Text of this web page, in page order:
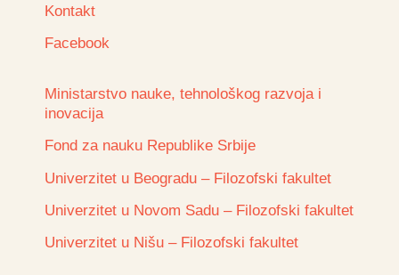
Kontakt
Facebook
Ministarstvo nauke, tehnološkog razvoja i
inovacija
Fond za nauku Republike Srbije
Univerzitet u Beogradu – Filozofski fakultet
Univerzitet u Novom Sadu – Filozofski fakultet
Univerzitet u Nišu – Filozofski fakultet